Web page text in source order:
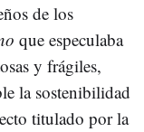
de los
que especulaba
y frágiles,
la sostenibilidad
titulado por la